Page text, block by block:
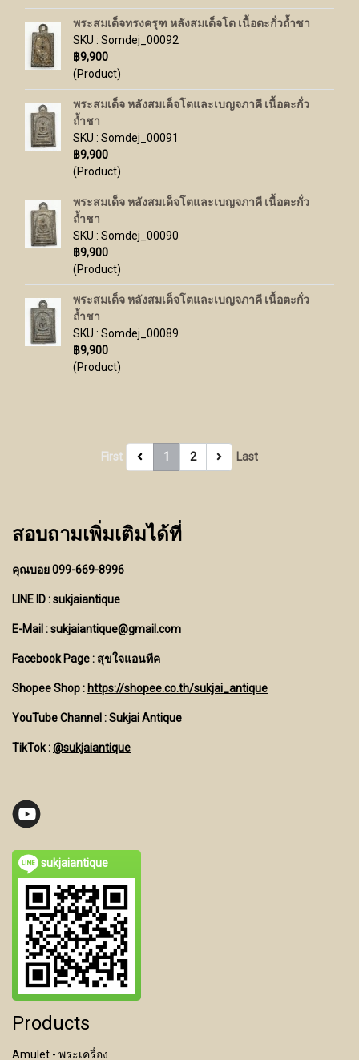
พระสมเด็จทรงครุฑ หลังสมเด็จโต เนื้อตะกั่วถ้ำชา
SKU : Somdej_00092
฿9,900
(Product)
พระสมเด็จ หลังสมเด็จโตและเบญจภาคี เนื้อตะกั่ว
ถ้ำชา
SKU : Somdej_00091
฿9,900
(Product)
พระสมเด็จ หลังสมเด็จโตและเบญจภาคี เนื้อตะกั่ว
ถ้ำชา
SKU : Somdej_00090
฿9,900
(Product)
พระสมเด็จ หลังสมเด็จโตและเบญจภาคี เนื้อตะกั่ว
ถ้ำชา
SKU : Somdej_00089
฿9,900
(Product)
First 1 2 Last
สอบถามเพิ่มเติมได้ที่
คุณบอย 099-669-8996
LINE ID : sukjaiantique
E-Mail : sukjaiantique@gmail.com
Facebook Page : สุขใจแอนทีค
Shopee Shop : https://shopee.co.th/sukjai_antique
YouTube Channel :Sukjai Antique
TikTok :@sukjaiantique
sukjaiantique
Products
Amulet - พระเครื่อง